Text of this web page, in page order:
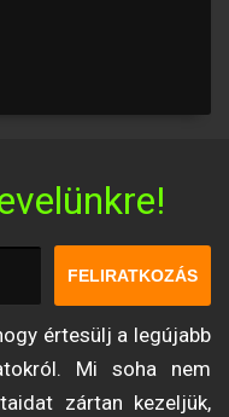
FELIRATKOZÁS
értesülj a legújabb
Mi soha nem
zártan kezeljük,